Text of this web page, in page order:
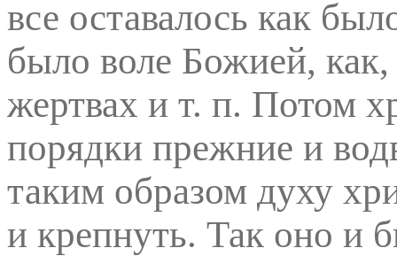
все оставалось как
было воле Божией,
жертвах и т. п. Потом
порядки прежние и
таким образом духу
и крепнуть. Так оно и